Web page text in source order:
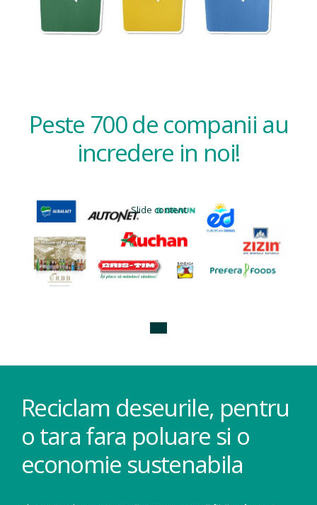
Peste 700 de companii au
incredere in noi!
Slide content
Reciclam deseurile, pentru
o tara fara poluare si o
economie sustenabila